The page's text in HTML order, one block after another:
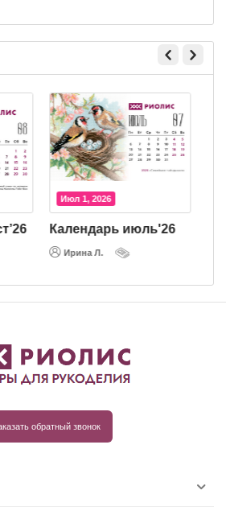
Июл 1, 2026
Календарь июль'26
Ирина Л.
обратный звонок